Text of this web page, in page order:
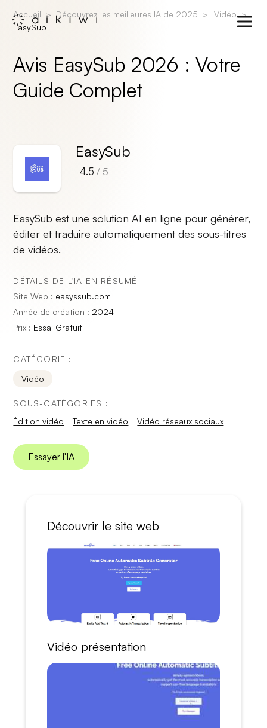
Accueil Découvrez les meilleures IA de 2025
Vidéo
EasySub
Avis EasySub 2026 : Votre
Guide Complet
EasySub
4.5 / 5
EasySub est une solution AI en ligne pour générer,
éditer et traduire automatiquement des sous-titres
de vidéos.
DÉTAILS DE L'IA EN RÉSUMÉ
Site Web : easyssub.com
Année de création : 2024
Prix : Essai Gratuit
CATÉGORIE :
Vidéo
SOUS-CATÉGORIES :
Édition vidéo
Texte en vidéo Vidéo réseaux sociaux
Essayer l'IA
Découvrir le site web
Vidéo présentation